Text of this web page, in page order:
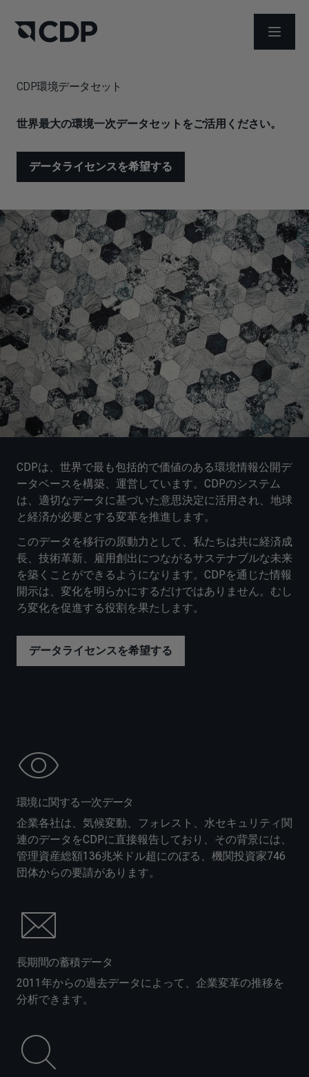
メニュ
CDP環境データセット
世界最大の環境一次データセットをご活用ください。
データライセンスを希望する
CDPは、世界で最も包括的で価値のある環境情報公開デ
ータベースを構築、運営しています。CDPのシステム
は、適切なデータに基づいた意思決定に活用され、地球
と経済が必要とする変革を推進します。
このデータを移行の原動力として、私たちは共に経済成
長、技術革新、雇用創出につながるサステナブルな未来
を築くことができるようになります。CDPを通じた情報
開示は、変化を明らかにするだけではありません。むし
ろ変化を促進する役割を果たします。
データライセンスを希望する
環境に関する一次データ
企業各社は、気候変動、フォレスト、水セキュリティ関
連のデータをCDPに直接報告しており、その背景には、
管理資産総額136兆米ドル超にのぼる、機関投資家746
団体からの要請があります。
長期間の蓄積データ
2011年からの過去データによって、企業変革の推移を
分析できます。